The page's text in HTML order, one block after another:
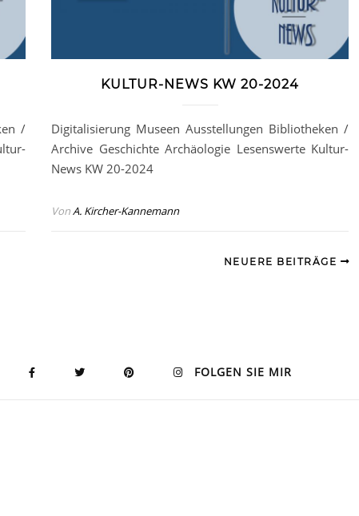
/
KULTUR-NEWS KW 20-2024
Digitalisierung Museen Ausstellungen Bibliotheken /
Archive Geschichte Archäologie Lesenswerte Kultur-
News KW 20-2024
VonA. Kircher-Kannemann
NEUERE BEITRÄGE
FOLGEN SIE MIR